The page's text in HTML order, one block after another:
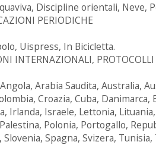
Discipline orientali, Neve,
PERIODICHE
Uispress, In Bicicletta.
INTERNAZIONALI,
Arabia Saudita, Australia,
Croazia, Cuba,
Irlanda, Israele, Lettonia,
Polonia, Portogallo,
Slovenia, Spagna, Svizera,